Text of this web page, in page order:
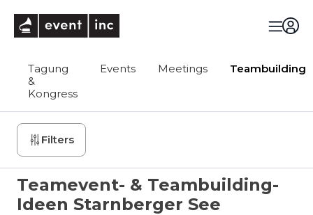
Tagung
&
Kongress
Events Meetings Teambuilding
Filters
Teamevent- & Teambuilding-
Ideen Starnberger See